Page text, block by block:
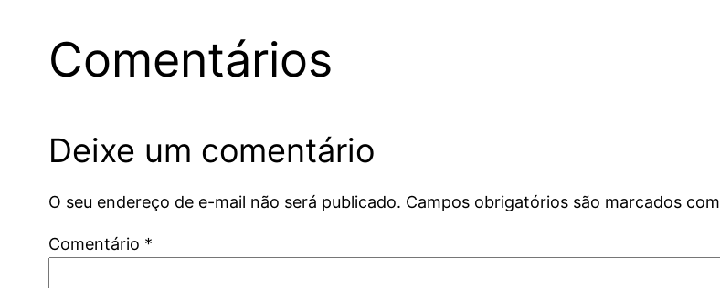
Comentários
Deixe um comentário
O seu endereço de e-mail não será publicado. Campos obrigatórios são marcados com
Comentário *